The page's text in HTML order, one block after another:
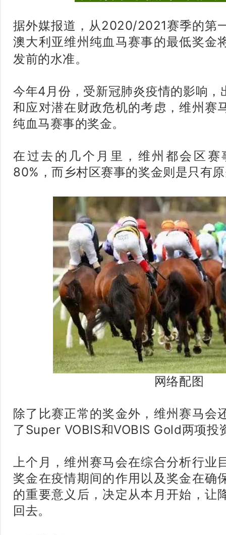
据外媒报道，从2020/2021赛季的第
澳大利亚维州纯血马赛事的最低奖金
发前的水准。
今年4月份，受新冠肺炎疫情的影响，
和应对潜在财政危机的考虑，维州赛
纯血马赛事的奖金。
在过去的几个月里，维州都会区
80%，而乡村区赛事的奖金则是只有
网络配图
除了比赛正常的奖金外，维州赛马会
了Super VOBIS和VOBIS Gold两项投
上个月，维州赛马会在综合分析行业
奖金在疫情期间的作用以及奖金在确
的重要意义后，决定从本月开始，让
回去。